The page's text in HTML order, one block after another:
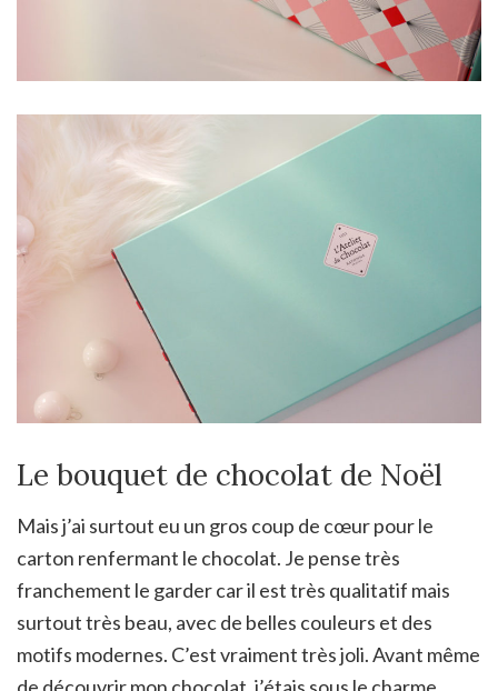
Le bouquet de chocolat de Noël
Mais j’ai surtout eu un gros coup de cœur pour le
carton renfermant le chocolat. Je pense très
franchement le garder car il est très qualitatif mais
surtout très beau, avec de belles couleurs et des
motifs modernes. C’est vraiment très joli. Avant même